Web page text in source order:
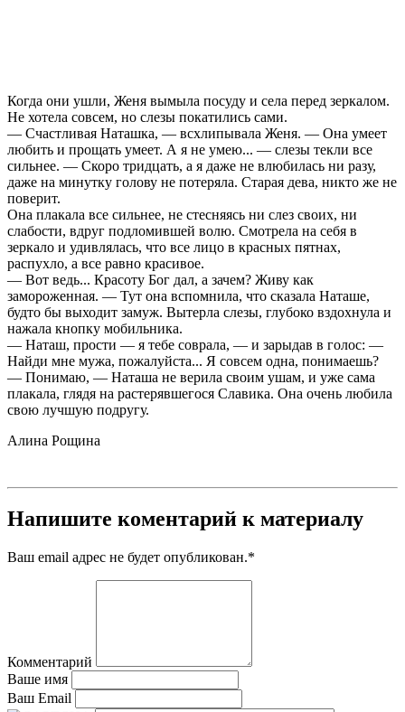
Когда они ушли, Женя вымыла посуду и села перед зеркалом.
Не хотела совсем, но слезы покатились сами.
— Счастливая Наташка, — всхлипывала Женя. — Она умеет
любить и прощать умеет. А я не умею... — слезы текли все
сильнее. — Скоро тридцать, а я даже не влюбилась ни разу,
даже на минутку голову не потеряла. Старая дева, никто же не
поверит.
Она плакала все сильнее, не стесняясь ни слез своих, ни
слабости, вдруг подломившей волю. Смотрела на себя в
зеркало и удивлялась, что все лицо в красных пятнах,
распухло, а все равно красивое.
— Вот ведь... Красоту Бог дал, а зачем? Живу как
замороженная. — Тут она вспомнила, что сказала Наташе,
будто бы выходит замуж. Вытерла слезы, глубоко вздохнула и
нажала кнопку мобильника.
— Наташ, прости — я тебе соврала, — и зарыдав в голос: —
Найди мне мужа, пожалуйста... Я совсем одна, понимаешь?
— Понимаю, — Наташа не верила своим ушам, и уже сама
плакала, глядя на растерявшегося Славика. Она очень любила
свою лучшую подругу.
Алина Рощина
Напишите коментарий к материалу
Ваш email адрес не будет опубликован.*
Комментарий
Ваше имя
Ваш Email